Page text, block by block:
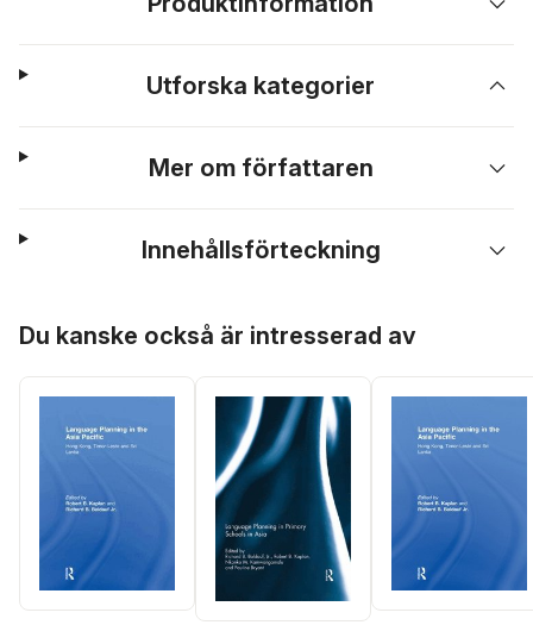
Utforska kategorier
Mer om författaren
Innehållsförteckning
Du kanske också är intresserad av